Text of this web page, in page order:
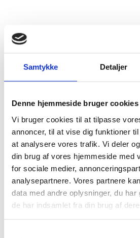
Samtykke Detaljer
Denne hjemmeside bruger cookies
Vi bruger cookies til at tilpasse
annoncer, til at vise dig funktioner
at analysere vores trafik. Vi deler
din brug af vores hjemmeside med
for sociale medier,
analysepartnere. Vores partnere
data med andre oplysninger, du har
de har indsamlet fra din brug af